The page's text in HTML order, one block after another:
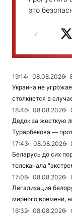
это
19:14 08.08.2026
Украина не
столкнется в
18:46
08.08.2026
Дедок за жесткую
Турарбекова —
17:43
08.08.2026
Беларусь до сих
телеканала
17:08
08.08.2026
Легализация
мирного времени,
16:32
08.08.2026